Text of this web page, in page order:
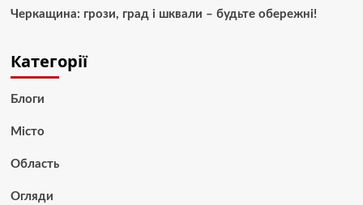
Черкащина: грози, град і шквали – будьте обережні!
Категорії
Блоги
Місто
Область
Огляди